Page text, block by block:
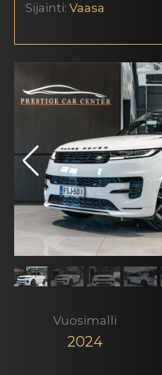
Sijainti: Vaasa
Vuosimalli
2024